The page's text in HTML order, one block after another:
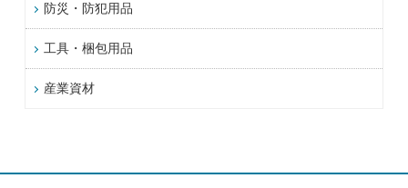
防災・防犯用品
工具・梱包用品
産業資材